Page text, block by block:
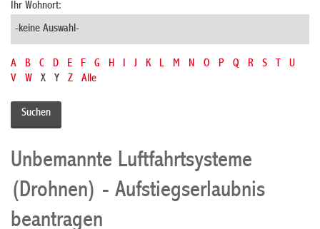
Ihr Wohnort:
A B C D E F G H I J K L M N O P Q R S T
U
V
W X Y Z Alle
Unbemannte Luftfahrtsysteme
(Drohnen) - Aufstiegserlaubnis
beantragen